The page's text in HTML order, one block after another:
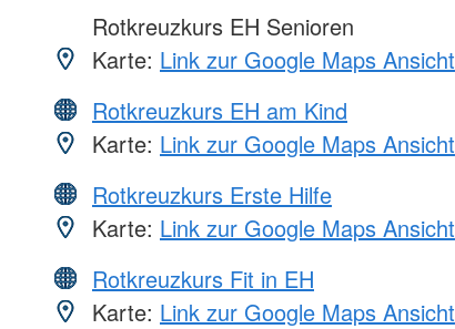
Rotkreuzkurs EH Senioren
Karte: Link zur Google Maps Ansicht
Rotkreuzkurs EH am Kind
Karte: Link zur Google Maps Ansicht
Rotkreuzkurs Erste Hilfe
Karte: Link zur Google Maps Ansicht
Rotkreuzkurs Fit in EH
Karte: Link zur Google Maps Ansicht